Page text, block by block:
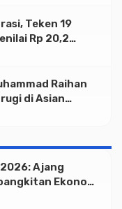
Teken 19
Rp 20,2
Raihan
di Asian
2026
Ajang
Ekonomi